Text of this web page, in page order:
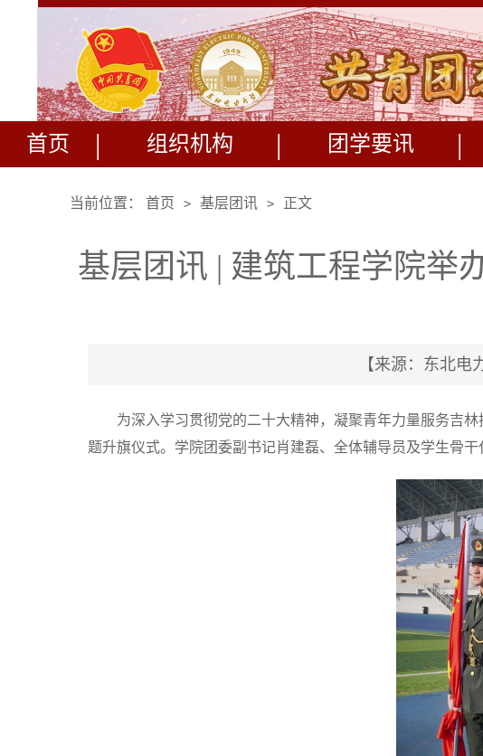
首页 | 组织机构 | 团学要讯 |
当前位置： 首页 > 基层团讯 > 正文
基层团讯 | 建筑工程学院举
【来源：东北电
为深入学习贯彻党的二十大精神，凝聚青年力量服务吉
题升旗仪式。学院团委副书记肖建磊、全体辅导员及学生骨